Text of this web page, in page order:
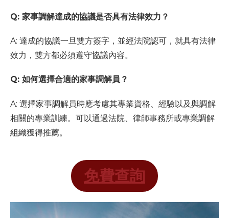
Q: 家事調解達成的協議是否具有法律效力？
A: 達成的協議一旦雙方簽字，並經法院認可，就具有法律
效力，雙方都必須遵守協議內容。
Q: 如何選擇合適的家事調解員？
A: 選擇家事調解員時應考慮其專業資格、經驗以及與調解
相關的專業訓練。可以通過法院、律師事務所或專業調解
組織獲得推薦。
免費查詢